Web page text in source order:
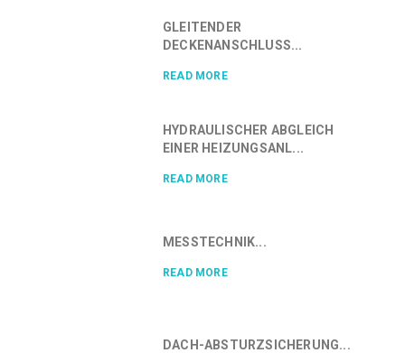
GLEITENDER
DECKENANSCHLUSS...
READ MORE
HYDRAULISCHER ABGLEICH
EINER HEIZUNGSANL...
READ MORE
MESSTECHNIK...
READ MORE
DACH-ABSTURZSICHERUNG...